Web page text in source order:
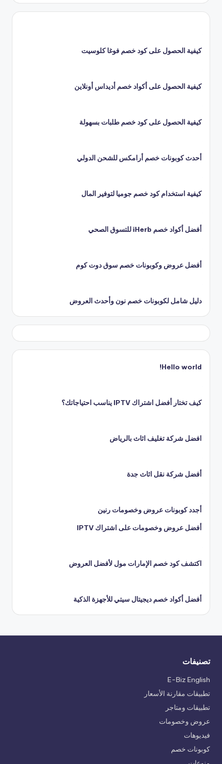
كيفية الحصول على كود خصم فوغا كلوسيت
كيفية الحصول على أكواد خصم أديداس أونلاين
كيفية الحصول على كود خصم طلبات بسهولة
أحدث كوبونات خصم أرامكس للشحن الدولي
كيفية استخدام كود خصم جوميا لتوفير المال
أفضل أكواد خصم iHerb للتسوق الصحي
أفضل عروض وكوبونات خصم سوق دوت كوم
دليل شامل لكوبونات خصم نون وأحدث العروض
Hello world!
كيف تختار أفضل اشتراك IPTV يناسب احتياجاتك؟
افضل شركة تغليف اثاث بالرياض
أفضل شركة نقل اثاث جدة
أجدد كوبونات عروض وخصومات رنين
أفضل عروض وخصومات على اشتراك IPTV
اكتشف كود خصم الإمارات مول لأفضل العروض
أفضل أكواد خصم ديجيتال سيتي للأجهزة الذكية
تصنيفات
E-Biz English
تطبيقات مقارنة الأسعار
تطبيقات ومتاجر
عروض وخصومات
فيديوهات
كوبونات خصم